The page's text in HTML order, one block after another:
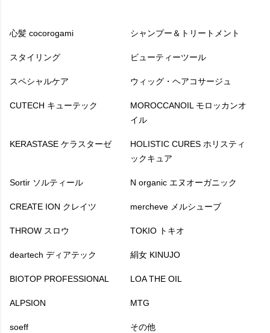
心髪 cocorogami シャンプー＆トリートメント
スタイリング ビューティーツール
スペシャルケア ウィッグ・ヘアコサージュ
CUTECH キューテック
MOROCCANOIL モロッカンオ
イル
KERASTASE ケラスターゼ
HOLISTIC CURES ホリスティ
ックキュア
Sortir ソルティール N organic エヌオーガニック
CREATE ION クレイツ mercheve メルシューブ
THROW スロウ TOKIO トキオ
deartech ディアテック 絹女 KINUJO
BIOTOP PROFESSIONAL LOA THE OIL
ALPSION MTG
soeff その他